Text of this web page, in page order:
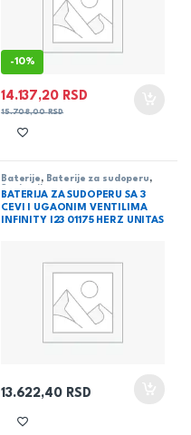
-10%
14.137,20 RSD
15.708,00RSD
Baterije , Baterije za sudoperu ,
Sanitarija
BATERIJA ZA SUDOPERU SA 3
CEVI I UGAONIM VENTILIMA
INFINITY I23 01175 HERZ UNITAS
13.622,40 RSD